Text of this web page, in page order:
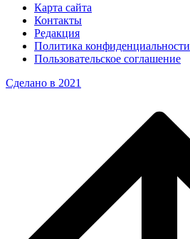
Карта сайта
Контакты
Редакция
Политика конфиденциальности
Пользовательское соглашение
Сделано в 2021